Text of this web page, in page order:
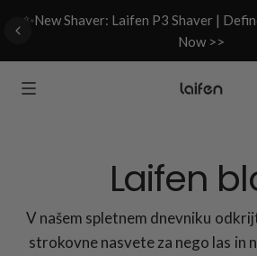
✨New Shaver: Laifen P3 Shaver |
Now >>
Laifen
V našem spletnem dnevniku
strokovne nasvete za nego las in